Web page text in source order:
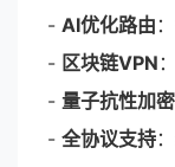
- AI优化路由
- 区块链VPN
- 量子抗性加密
- 全协议支持